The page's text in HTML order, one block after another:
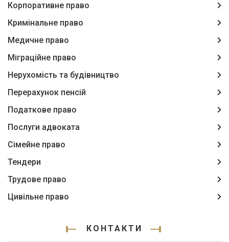
Корпоративне право
Кримінальне право
Медичне право
Міграційне право
Нерухомість та будівництво
Перерахунок пенсій
Податкове право
Послуги адвоката
Сімейне право
Тендери
Трудове право
Цивільне право
КОНТАКТИ